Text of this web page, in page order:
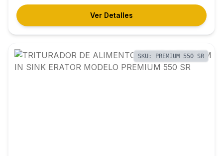
Ver Detalles
SKU: PREMIUM 550 SR